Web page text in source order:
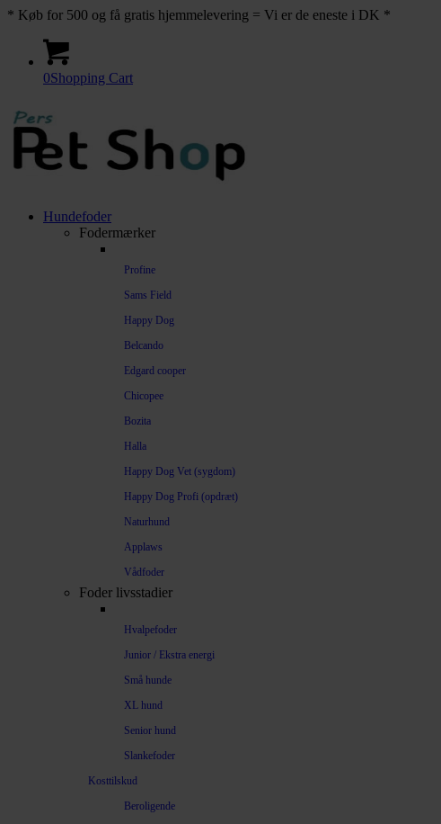
* Køb for 500 og få gratis hjemmelevering = Vi er de eneste i DK *
0Shopping Cart
Hundefoder
Fodermærker
Profine
Sams Field
Happy Dog
Belcando
Edgard cooper
Chicopee
Bozita
Halla
Happy Dog Vet (sygdom)
Happy Dog Profi (opdræt)
Naturhund
Applaws
Vådfoder
Foder livsstadier
Hvalpefoder
Junior / Ekstra energi
Små hunde
XL hund
Senior hund
Slankefoder
Kosttilskud
Beroligende